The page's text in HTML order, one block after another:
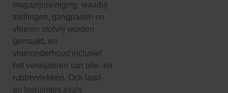
magazijnreiniging, waarbij
stellingen, gangpaden en
vloeren stofvrij worden
gemaakt, en
vloeronderhoud inclusief
het verwijderen van olie- en
rubbervlekken. Ook laad-
en losruimtes zoals